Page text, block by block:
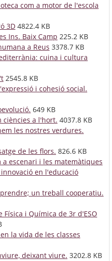
com a motor de l'escola
3D 4822.4 KB
Ins. Baix Camp 225.2 KB
a Reus 3378.7 KB
cuina i cultura
2545.8 KB
i cohesió social.
649 KB
ciències a l'hort. 4037.8 KB
les nostres verdures.
de les flors. 826.6 KB
a escenari i les matemàtiques
en l'educació
un treball cooperatiu.
Física i Química de 3r d'ESO
la vida de les classes
deixant viure. 3202.8 KB